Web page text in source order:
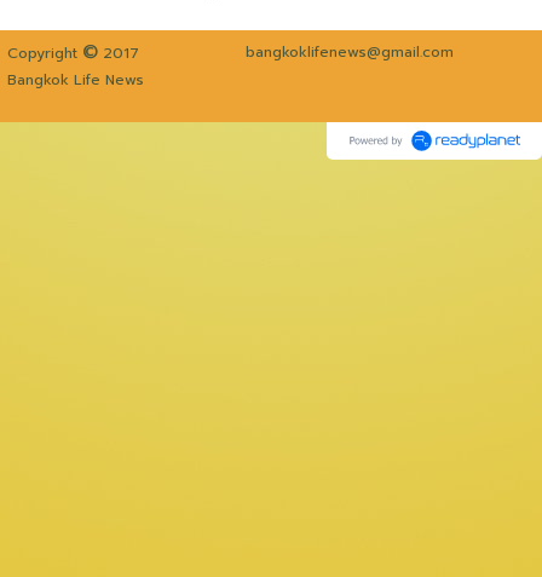
Copyright © 2017
bangkoklifenews@gmail.com
Bangkok Life News